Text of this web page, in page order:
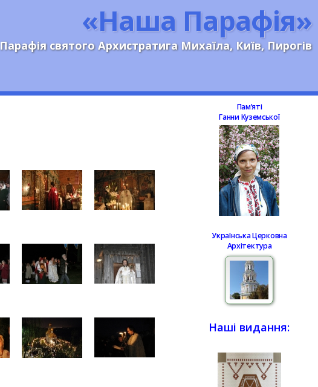
«Наша Парафія»
Парафія святого Архистратига Михаїла, Київ, Пирогів
Памʼяті
Ганни Куземської
Українська Церковна
Архітектура
Наші видання: